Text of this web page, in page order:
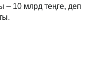
10 млрд теңге, деп